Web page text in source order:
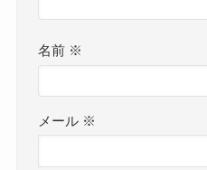
名前 ※
メール ※